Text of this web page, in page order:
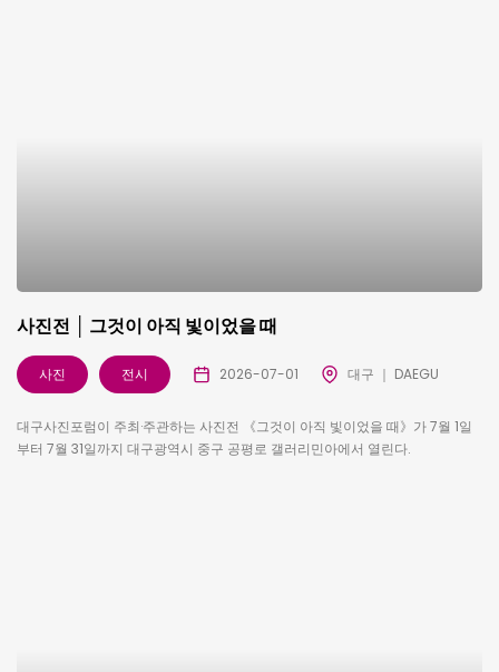
사진전 │ 그것이 아직 빛이었을 때
사진 전시 2026-07-01 대구 ｜ DAEGU
대구사진포럼이 주최·주관하는 사진전 《그것이 아직 빛이었을 때》가 7월 1일
부터 7월 31일까지 대구광역시 중구 공평로 갤러리민아에서 열린다.